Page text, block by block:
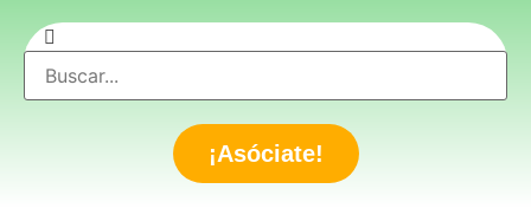
¡Asóciate!